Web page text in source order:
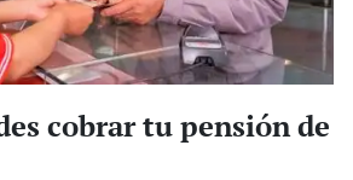
cobrar tu pensión de